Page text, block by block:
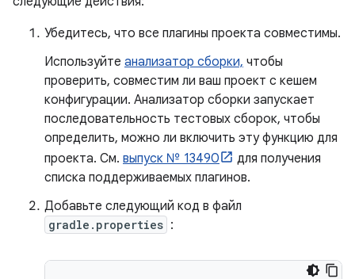
Убедитесь, что все плагины проекта совместимы.
Используйте анализатор сборки, чтобы
проверить, совместим ли ваш проект с кешем
конфигурации. Анализатор сборки запускает
последовательность тестовых сборок, чтобы
определить, можно ли включить эту функцию для
проекта. См. выпуск № 13490
для получения
списка поддерживаемых плагинов.
Добавьте следующий код в файл
gradle.properties :